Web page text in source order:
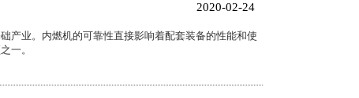
2020-02-24
产业。内燃机的可靠性直接影响着配套装备的性能和使
一。